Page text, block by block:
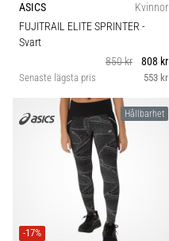
ASICS
Kvinnor
FUJITRAIL ELITE SPRINTER -
Svart
850 kr
808 kr
Senaste lägsta pris 553 kr
Hållbarhet
-17%